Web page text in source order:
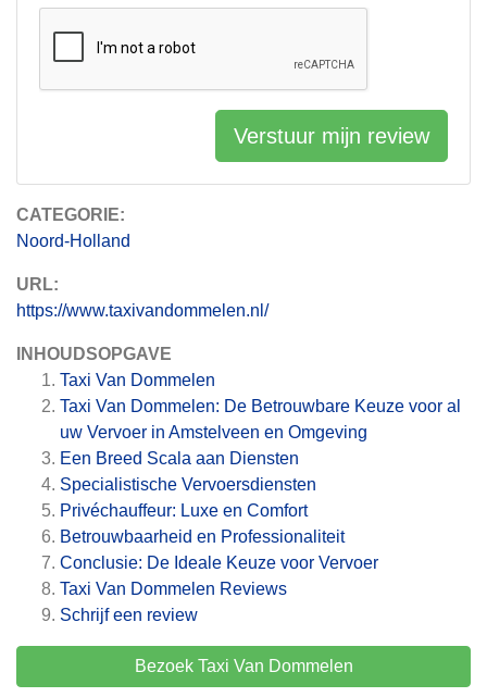
CATEGORIE:
Noord-Holland
URL:
https://www.taxivandommelen.nl/
INHOUDSOPGAVE
Taxi Van Dommelen
Taxi Van Dommelen: De Betrouwbare Keuze voor al
uw Vervoer in Amstelveen en Omgeving
Een Breed Scala aan Diensten
Specialistische Vervoersdiensten
Privéchauffeur: Luxe en Comfort
Betrouwbaarheid en Professionaliteit
Conclusie: De Ideale Keuze voor Vervoer
Taxi Van Dommelen Reviews
Schrijf een review
Bezoek Taxi Van Dommelen
Verstuur mijn review